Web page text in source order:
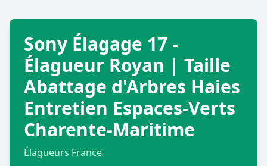
Retour à la liste des métiers
CGU- Confidentialité- Service proposé par ViteUnDevis.com-
Sony Élagage 17 -
Élagueur Royan | Taille
Abattage d'Arbres Haies
Entretien Espaces-Verts
Charente-Maritime
Élagueurs France